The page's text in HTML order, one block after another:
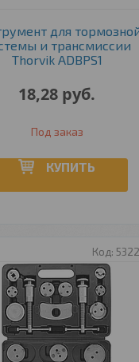
для
и трансмиссии
Thorvik ADBPS1
18,28 руб.
Под заказ
КУПИТЬ